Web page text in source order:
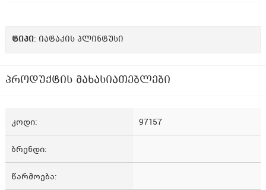
ᲢᲘᲞᲘ: იატაკის პლინტუსი
პროდუქტის მახასიათებლები
კოდი 97157
ბრენდი
წარმოება